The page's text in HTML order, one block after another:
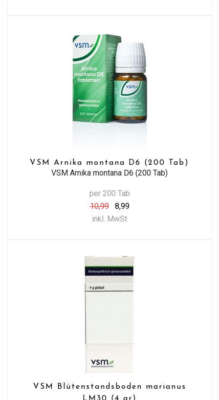
VSM Arnika montana D6 (200 Tab)
VSM Arnika montana D6 (200 Tab)
per 200 Tab
10,99
8,99
inkl. MwSt
VSM Blütenstandsboden marianus